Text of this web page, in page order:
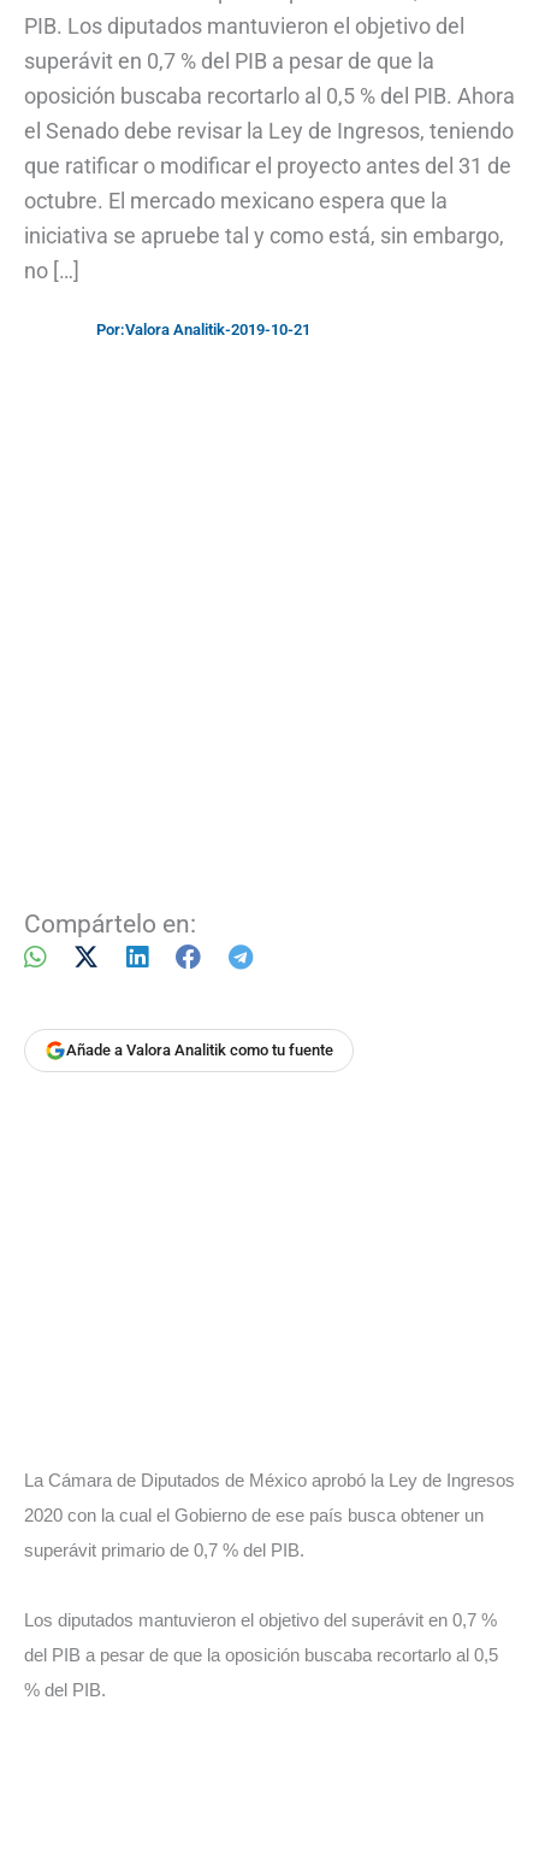
PIB. Los diputados mantuvieron el objetivo del
superávit en 0,7 % del PIB a pesar de que la
oposición buscaba recortarlo al 0,5 % del PIB. Ahora
el Senado debe revisar la Ley de Ingresos, teniendo
que ratificar o modificar el proyecto antes del 31 de
octubre. El mercado mexicano espera que la
iniciativa se apruebe tal y como está, sin embargo,
no […]
Por:Valora Analitik-2019-10-21
Compártelo en:
Añade a Valora Analitik como tu fuente
La Cámara de Diputados de México aprobó la Ley de Ingresos
2020 con la cual el Gobierno de ese país busca obtener un
superávit primario de 0,7 % del PIB.
Los diputados mantuvieron el objetivo del superávit en 0,7 %
del PIB a pesar de que la oposición buscaba recortarlo al 0,5
% del PIB.